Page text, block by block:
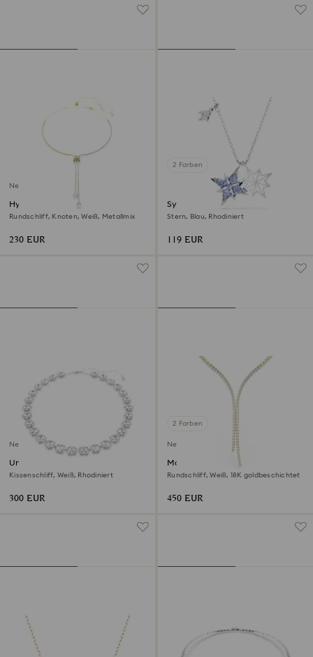
Neu
Hyperbola Y-Halskette
Rundschliff, Knoten, Weiß, Metallmix
230 EUR
2 Farben
Symbolica Anhänger
Stern, Blau, Rhodiniert
119 EUR
Neu
Una Angelic Halskette
Kissenschliff, Weiß, Rhodiniert
300 EUR
2 Farben
Neu
Matrix Y-Halskette
Rundschliff, Weiß, 18K goldbeschichtet
450 EUR